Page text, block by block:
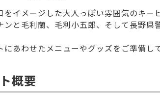
をイメージした大人っぽい雰囲気のキー
ンと毛利蘭、毛利小五郎、そして長野
にあわせたメニューやグッズをご準備し
概要